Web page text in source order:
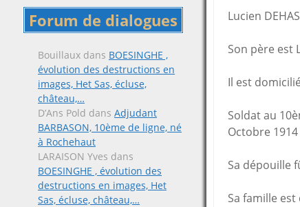
Forum de dialogues
Bouillaux dans BOESINGHE ,
évolution des destructions en
images, Het Sas, écluse,
château,…
D’Ans Pold dans Adjudant
BARBASON, 10ème de ligne, né
à Rochehaut
LARAISON Yves dans
BOESINGHE , évolution des
destructions en images, Het
Sas, écluse, château,…
Lucien
Son père est
Il est
Soldat au
Octobre
Sa dépouille
Sa famille